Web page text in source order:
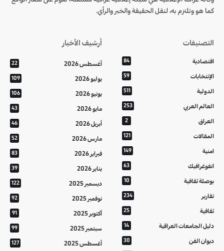
كما هو وتلتزم به، لنقل الحقيقة والخبر والرأي.
التصنيفات
اقتصادية 84
الإنتخابات 59
الدولية 511
العالم العربي 253
العراق 2
المقالات 121
امنية 149
انفوغرافيك 63
بوصلة ثقافية 10
تقارير 234
ثقافية 25
دليل الجامعات العراقية 14
ديوان الفن 30
أرشيف الأخبار
أغسطس 2026 22
يوليو 2026 109
يونيو 2026 106
مايو 2026 43
أبريل 2026 46
مارس 2026 52
فبراير 2026 83
يناير 2026 39
ديسمبر 2025 122
نوفمبر 2025 92
أكتوبر 2025 91
سبتمبر 2025 99
أغسطس 2025 127